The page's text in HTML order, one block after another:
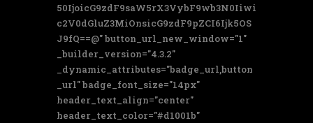
50IjoicG9zdF9saW5rX3VybF9wb3N0Iiwi
c2V0dGluZ3MiOnsicG9zdF9pZCI6Ijk5OS
J9fQ==@" button_url_new_window="1"
_builder_version="4.3.2"
_dynamic_attributes="badge_url,button
_url" badge_font_size="14px"
header_text_align="center"
header_text_color="#d1001b"